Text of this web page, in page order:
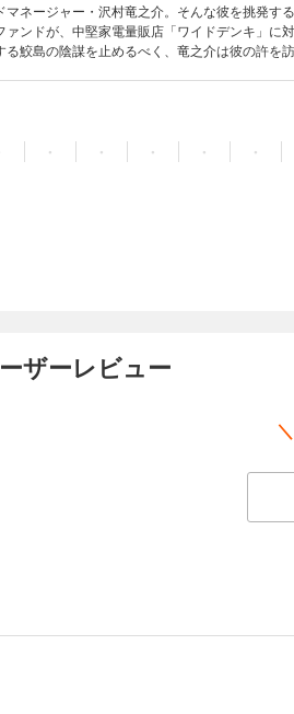
ネージャー・沢村竜之介。そんな彼を挑発す
ンドが、中堅家電量販店「ワイドデンキ」に
る鮫島の陰謀を止めるべく、竜之介は彼の許を
・ ・ ・ ・ ・
ザーレビュー